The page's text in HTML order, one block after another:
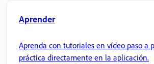
Aprender
Aprenda con tutoriales en vídeo paso a
práctica directamente en la aplicación.